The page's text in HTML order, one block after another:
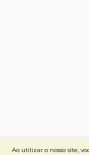
Ao utilizar o nosso site,